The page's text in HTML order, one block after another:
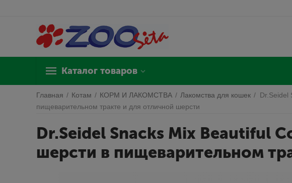
Каталог товаров
Главная / Котам / КОРМ И ЛАКОМСТВА / Лакомства для кошек / Dr.Seidel
пищеварительном тракте и для отличной шерсти
Dr.Seidel Snacks Mix Beautiful
шерсти в пищеварительном